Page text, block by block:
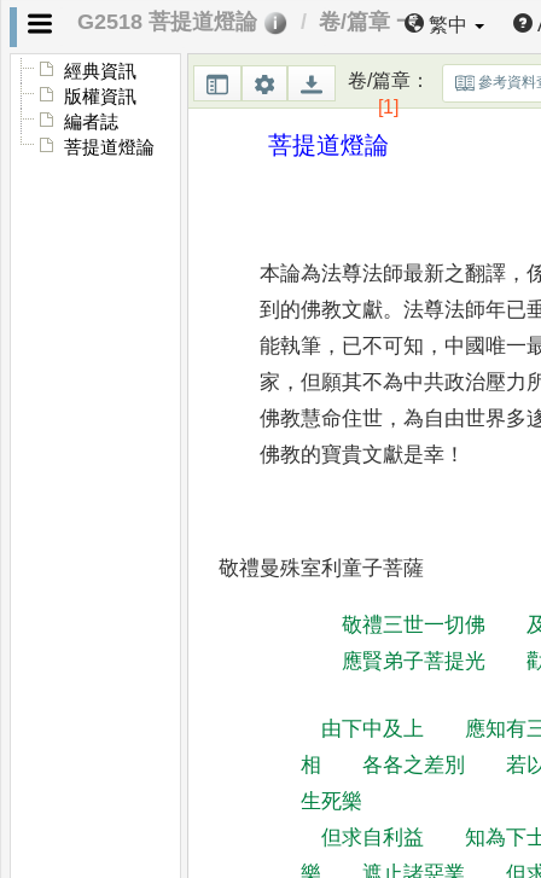
G2518 菩提道燈論 卷/篇章 一 繁中
經典資訊
版權資訊
編者誌
菩提道燈論
卷/篇章：
[1]
參考資料
菩提道燈論
本論為法尊法師最新之翻譯 ，
到的佛教文獻。法尊法師年已
能執筆 ， 已不可知 ， 中國唯一
家 ，但願其不為中共政治壓力
佛教慧命住世 ，為自由世界多
佛教的寶貴文獻是幸 ！
敬禮曼殊室利童子菩薩
敬禮三世一切佛
應賢弟子菩提光
由下中及上
應知有
相
各各之差別
若
生死樂
但求自利益
知為下